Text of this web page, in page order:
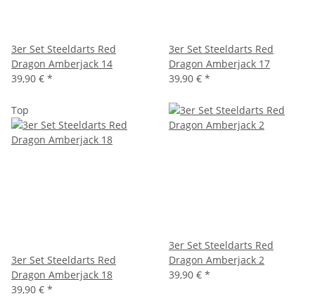
3er Set Steeldarts Red
Dragon Amberjack 14
39,90 € *
3er Set Steeldarts Red
Dragon Amberjack 17
39,90 € *
Top
3er Set Steeldarts Red
Dragon Amberjack 18
39,90 € *
3er Set Steeldarts Red
Dragon Amberjack 2
39,90 € *